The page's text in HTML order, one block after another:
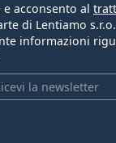
la newsletter
acconsento al
di Lentiamo
informazioni